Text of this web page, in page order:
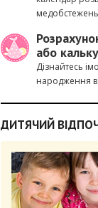
медобстежень
або
Дізнайтесь
народження
ДИТЯЧИЙ